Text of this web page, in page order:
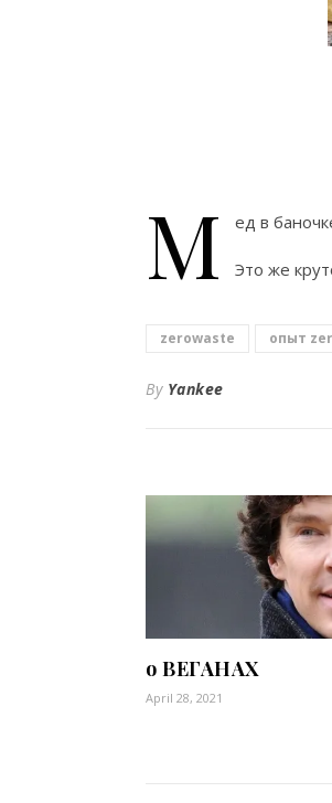
М ед в
Это же
zerowaste опыт
By Yankee
о ВЕГАНАХ
April 28, 2021